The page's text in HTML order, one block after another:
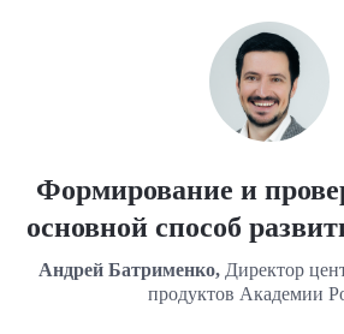
Формирование и
основной способ
Андрей Батрименко, Директор
продуктов Академии